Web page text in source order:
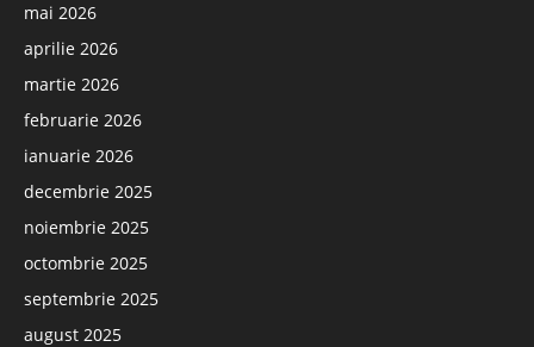
mai 2026
aprilie 2026
martie 2026
februarie 2026
ianuarie 2026
decembrie 2025
noiembrie 2025
octombrie 2025
septembrie 2025
august 2025